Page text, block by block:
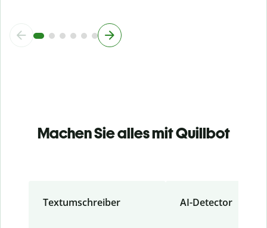
Machen Sie alles mit Quillbot
Textumschreiber AI-Detector